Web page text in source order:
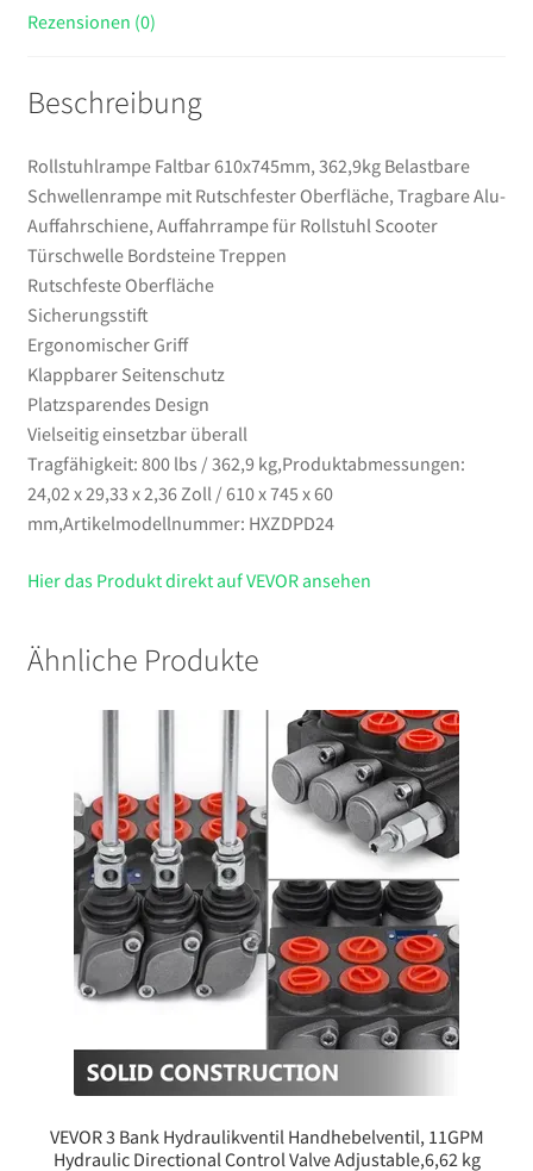
Rollstuhl
Bordsteine
Menge
Rezensionen (0)
Beschreibung
Rollstuhlrampe Faltbar 610x745mm, 362,9kg Belastbare
Schwellenrampe mit Rutschfester Oberfläche, Tragbare Alu-
Auffahrschiene, Auffahrrampe für Rollstuhl Scooter
Türschwelle Bordsteine Treppen
Rutschfeste Oberfläche
Sicherungsstift
Ergonomischer Griff
Klappbarer Seitenschutz
Platzsparendes Design
Vielseitig einsetzbar überall
Tragfähigkeit: 800 lbs / 362,9 kg,Produktabmessungen:
24,02 x 29,33 x 2,36 Zoll / 610 x 745 x 60
mm,Artikelmodellnummer: HXZDPD24
Hier das Produkt direkt auf VEVOR ansehen
Ähnliche Produkte
VEVOR 3 Bank Hydraulikventil Handhebelventil, 11GPM
Hydraulic Directional Control Valve Adjustable,6,62 kg